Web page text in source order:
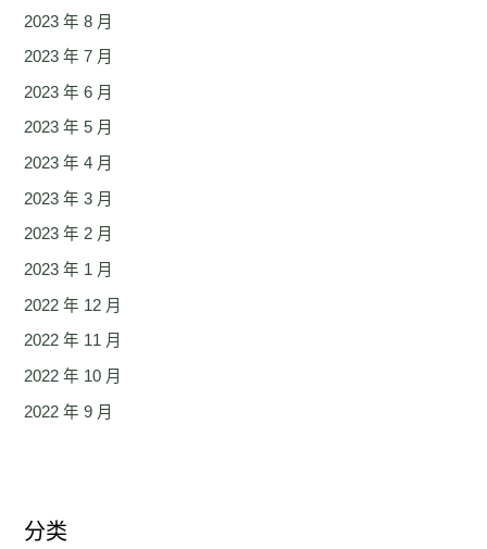
2023 年 8 月
2023 年 7 月
2023 年 6 月
2023 年 5 月
2023 年 4 月
2023 年 3 月
2023 年 2 月
2023 年 1 月
2022 年 12 月
2022 年 11 月
2022 年 10 月
2022 年 9 月
分类